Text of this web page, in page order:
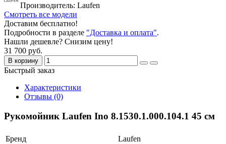
Производитель: Laufen
Смотреть все модели
Доставим бесплатно!
Подробности в разделе "Доставка и оплата".
Нашли дешевле? Снизим цену!
31 700 руб.
В корзину
Быстрый заказ
Характеристики
Отзывы (0)
Рукомойник Laufen Ino 8.1530.1.000.104.1 45 см
Бренд
Laufen